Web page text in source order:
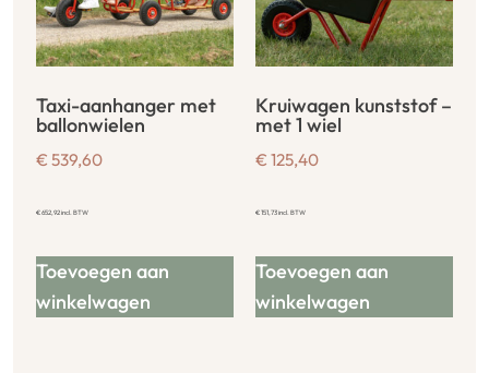
Taxi-aanhanger met
ballonwielen
€ 539,60
€652,92incl. BTW
Toevoegen aan
winkelwagen
Kruiwagen kunststof –
met 1 wiel
€ 125,40
€151,73incl. BTW
Toevoegen aan
winkelwagen